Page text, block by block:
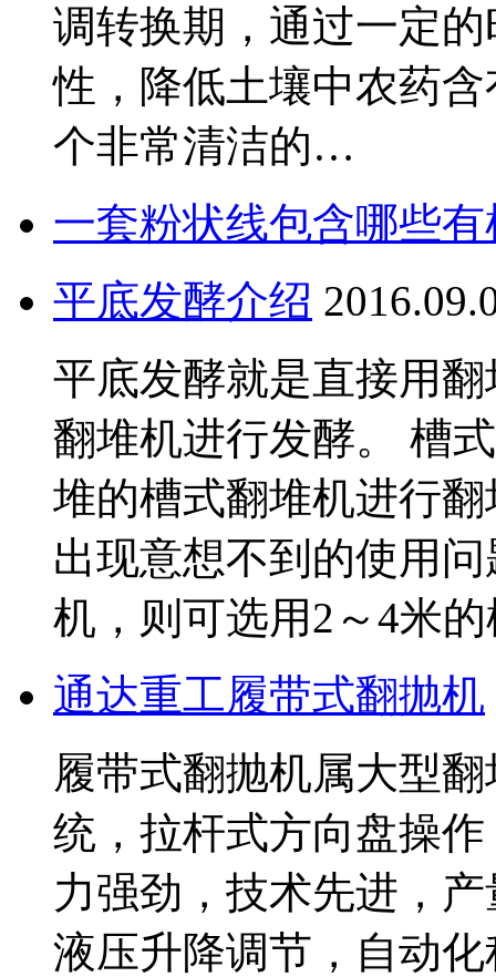
调转换期，通过一定
性，降低土壤中农药
个非常清洁的…
一套粉状线包含哪些
平底发酵介绍
平底发酵就是直接用
翻堆机进行发酵。 槽
堆的槽式翻堆机进行
出现意想不到的使用
机，则可选用2～4米
通达重工履带式翻抛机
履带式翻抛机属大型
统，拉杆式方向盘操
力强劲，技术先进，
液压升降调节，自动